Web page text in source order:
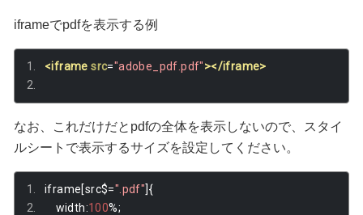
iframeでpdfを表示する例
<iframe src="adobe_pdf.pdf"></iframe>
なお、これだけだとpdfの全体を表示しないので、スタイ
ルシートで表示するサイズを設定してください。
iframe[src$=".pdf"]{
    width
:100%;